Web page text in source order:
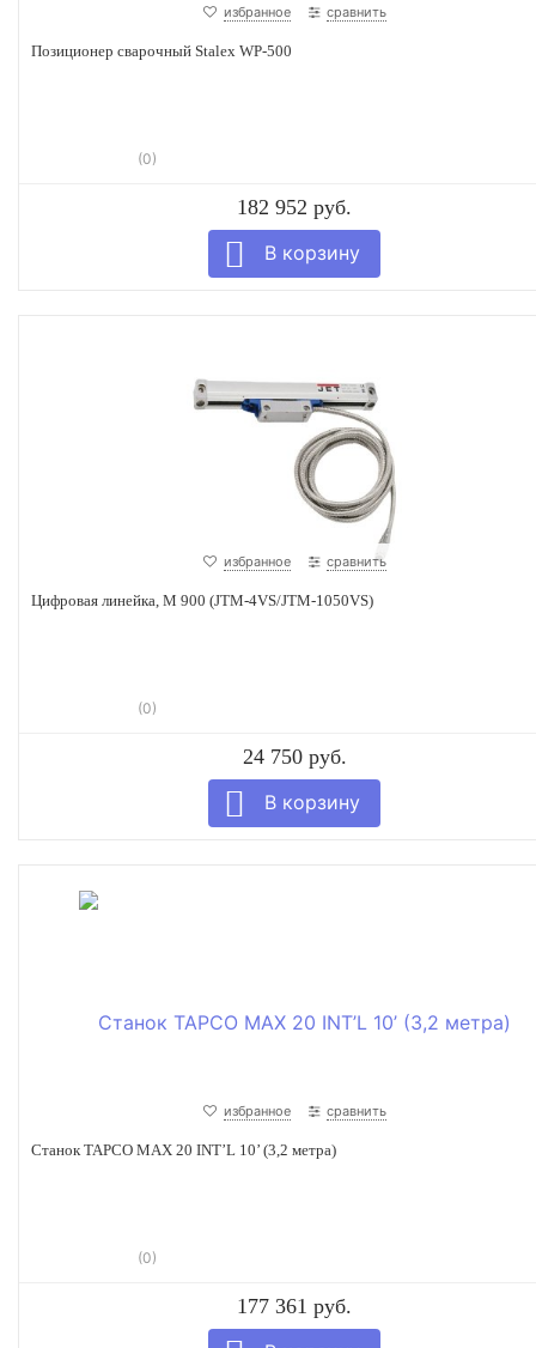
избранное сравнить
Позиционер сварочный Stalex WP-500
(0)
182 952 руб.
избранное сравнить
Цифровая линейка, М 900 (JTM-4VS/JTM-1050VS)
(0)
24 750 руб.
избранное сравнить
Станок TAPCO MAX 20 INT’L 10’ (3,2 метра)
(0)
177 361 руб.